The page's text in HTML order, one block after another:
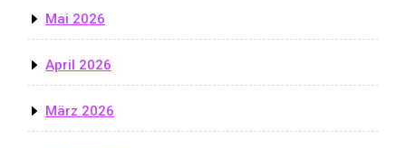
Mai 2026
April 2026
März 2026